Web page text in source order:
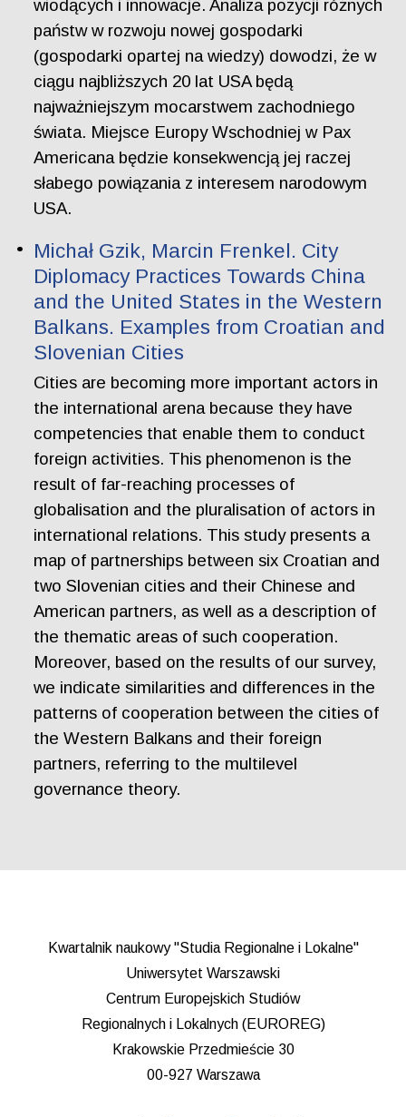
wiodących i innowacje. Analiza pozycji różnych
państw w rozwoju nowej gospodarki
(gospodarki opartej na wiedzy) dowodzi, że w
ciągu najbliższych 20 lat USA będą
najważniejszym mocarstwem zachodniego
świata. Miejsce Europy Wschodniej w Pax
Americana będzie konsekwencją jej raczej
słabego powiązania z interesem narodowym
USA.
Michał Gzik, Marcin Frenkel. City
Diplomacy Practices Towards China
and the United States in the Western
Balkans. Examples from Croatian and
Slovenian Cities
Cities are becoming more important actors in
the international arena because they have
competencies that enable them to conduct
foreign activities. This phenomenon is the
result of far-reaching processes of
globalisation and the pluralisation of actors in
international relations. This study presents a
map of partnerships between six Croatian and
two Slovenian cities and their Chinese and
American partners, as well as a description of
the thematic areas of such cooperation.
Moreover, based on the results of our survey,
we indicate similarities and differences in the
patterns of cooperation between the cities of
the Western Balkans and their foreign
partners, referring to the multilevel
governance theory.
Kwartalnik naukowy "Studia Regionalne i Lokalne"
Uniwersytet Warszawski
Centrum Europejskich Studiów
Regionalnych i Lokalnych (EUROREG)
Krakowskie Przedmieście 30
00-927 Warszawa